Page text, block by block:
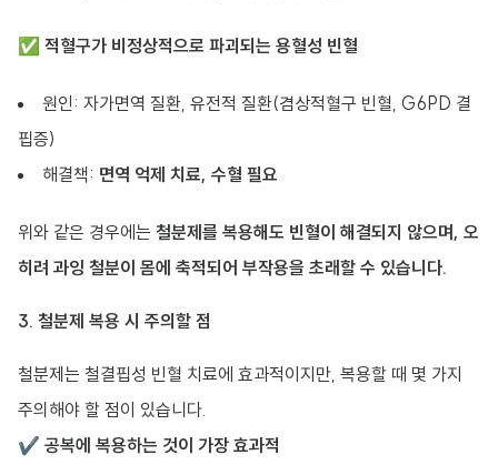
✅ 적혈구가 비정상적으로 파괴되는 용혈성 빈혈
원인: 자가면역 질환, 유전적 질환(겸상적혈구 빈혈, G6PD 결
핍증)
해결책: 면역 억제 치료, 수혈 필요
위와 같은 경우에는 철분제를 복용해도 빈혈이 해결되지 않으며, 오
히려 과잉 철분이 몸에 축적되어 부작용을 초래할 수 있습니다.
3. 철분제 복용 시 주의할 점
철분제는 철결핍성 빈혈 치료에 효과적이지만, 복용할 때 몇 가지
주의해야 할 점이 있습니다.
✔ 공복에 복용하는 것이 가장 효과적